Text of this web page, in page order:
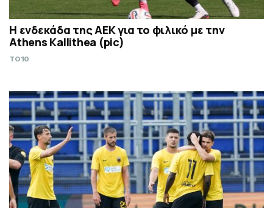
Η ενδεκάδα της ΑΕΚ για το φιλικό με την
Athens Kallithea (pic)
TO10